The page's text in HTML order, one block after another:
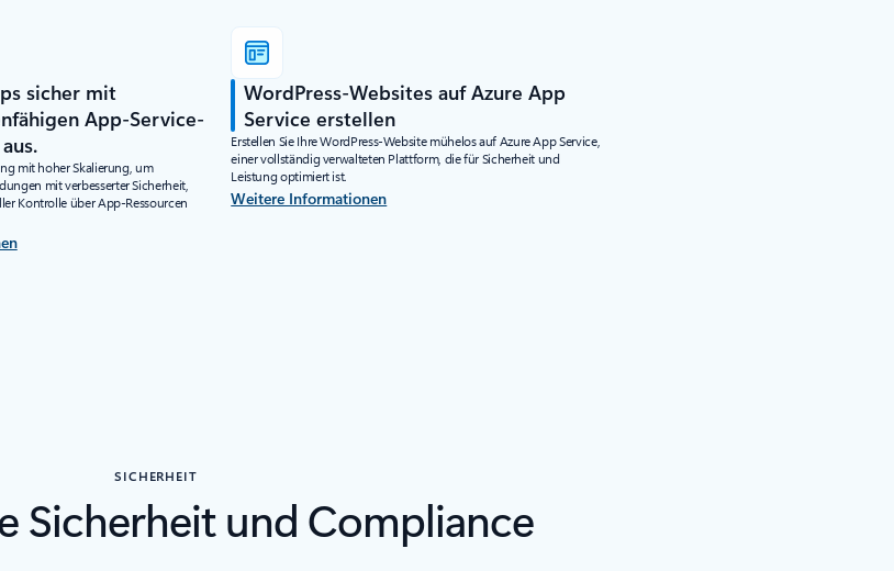
sicher mit
App-Service-
mit hoher Skalierung, um
mit verbesserter Sicherheit,
Kontrolle über App-Ressourcen
WordPress-Websites auf Azure App
Service erstellen
Erstellen Sie Ihre WordPress-Website mühelos auf Azure App Service,
einer vollständig verwalteten Plattform, die für Sicherheit und
Leistung optimiert ist.
Weitere Informationen
SICHERHEIT
Sicherheit und Compliance